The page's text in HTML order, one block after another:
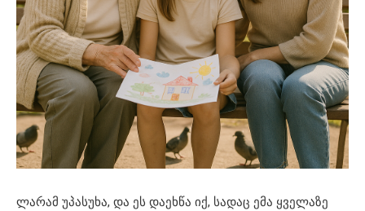
ლარამ უპასუხა, და ეს დაეხწა იქ, სადაც ემა ყველაზე